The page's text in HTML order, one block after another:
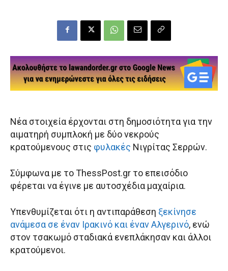
Νέα στοιχεία έρχονται στη δημοσιότητα για την
αιματηρή συμπλοκή με δύο νεκρούς
κρατούμενους στις φυλακές Νιγρίτας Σερρών.
Σύμφωνα με το ΤhessPost.gr το επεισόδιο
φέρεται να έγινε με αυτοσχέδια μαχαίρια.
Υπενθυμίζεται ότι η αντιπαράθεση ξεκίνησε
ανάμεσα σε έναν Ιρακινό και έναν Αλγερινό, ενώ
στον τσακωμό σταδιακά ενεπλάκησαν και άλλοι
κρατούμενοι.